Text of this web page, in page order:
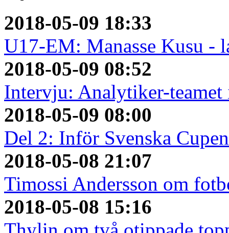
2018-05-09 18:33
U17-EM: Manasse Kusu -
2018-05-09 08:52
Intervju: Analytiker-
2018-05-09 08:00
Del 2: Inför Svenska
2018-05-08 21:07
Timossi Andersson om
2018-05-08 15:16